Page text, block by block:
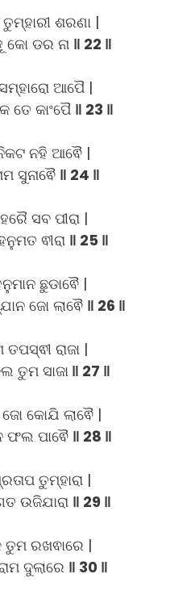
ଶରଣା |
କୋ ଡର ନା ‖ 22 ‖
ଆପୈ |
ତେ କାଂପୈ ‖ 23 ‖
ନହି ଆଵୈ |
ସୁନାଵୈ ‖ 24 ‖
ସବ ପୀରା |
ଵୀରା ‖ 25 ‖
ଛୁଡାଵୈ |
ଜୋ ଲାଵୈ ‖ 26 ‖
ରାଜା |
ତୁମ ସାଜା‖ 27 ‖
କୋଯି ଲାଵୈ |
ଫଲ ପାଵୈ ‖ 28 ‖
ତୁମ୍ହାରା |
ଉଜିଯାରା ‖ 29 ‖
ତୁମ ରଖଵାରେ |
ଦୁଲାରେ ‖ 30 ‖